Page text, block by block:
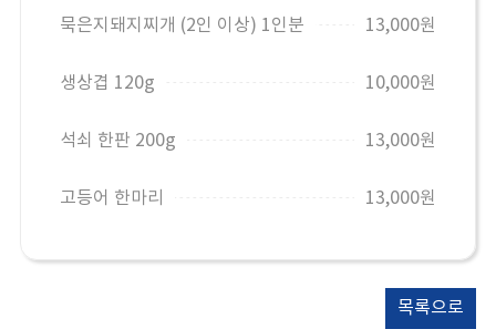
묵은지돼지찌개 (2인 이상) 1인분 13,000원
생상겹 120g 10,000원
석쇠 한판 200g 13,000원
고등어 한마리 13,000원
목록으로